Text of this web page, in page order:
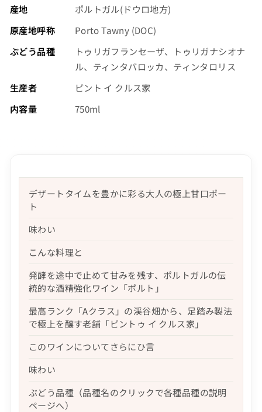
産地
ポルトガル(ドウロ地方)
原産地呼称
Porto Tawny (DOC)
ぶどう品種
トゥリガフランセーザ、トゥリガナシオナ
ル、ティンタバロッカ、ティンタロリス
生産者
ピント イ クルス家
内容量
750ml
デザートタイムを豊かに彩る大人の極上甘口ポー
ト
味わい
こんな料理と
発酵を途中で止めて甘みを残す、ポルトガルの伝
統的な酒精強化ワイン「ポルト」
最高ランク「Aクラス」の渓谷畑から、足踏み製法
で極上を醸す老舗「ピントゥ イ クルス家」
このワインについてさらにひ言
味わい
ぶどう品種（品種名のクリックで各種品種の説明
ページへ）